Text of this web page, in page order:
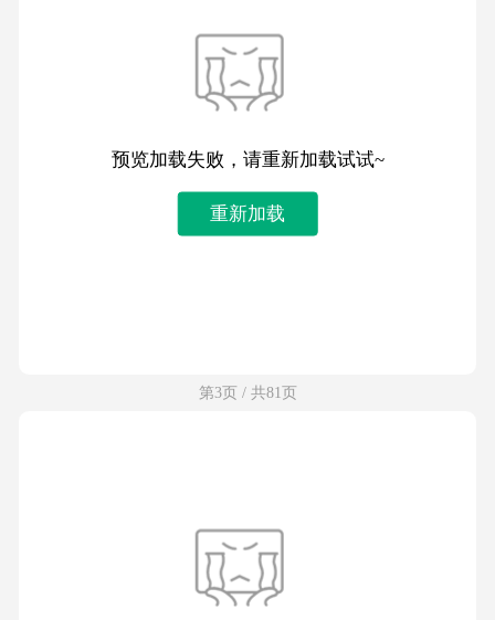
预览加载失败，请重新加载试试~
重新加载
第3页 / 共81页